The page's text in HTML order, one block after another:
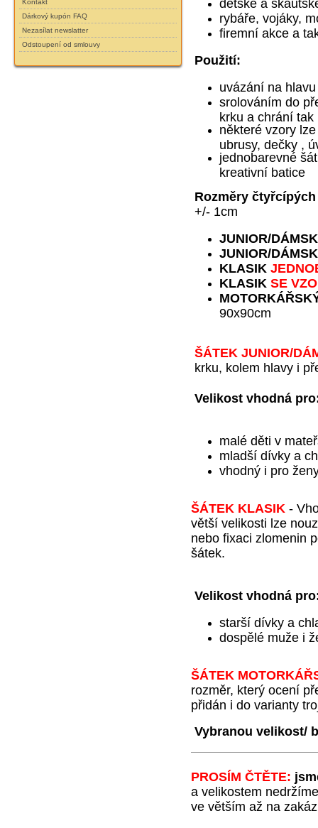
Kontakt
Dárkový kupón FAQ
Nezasílat newslatter
Odstoupení od smlouvy
dětské a
rybáře, vojáky,
firemní akce a
Použití:
uvázání na
srolováním do
krku a chrání tak
některé vzory
ubrusy, dečky ,
jednobarevné
kreativní batice
Rozměry
+/- 1cm
JUNIOR/
JUNIOR/
KLASIK
KLASIK SE
90x90cm
ŠÁTEK JUNIOR/
krku, kolem hlavy i
Velikost vhodná
malé děti v
mladší dívky a
vhodný i pro
ŠÁTEK KLASIK -
větší velikosti lze
nebo fixaci zlomenin
šátek.
Velikost vhodná
starší dívky a
dospělé muže i
ŠÁTEK
rozměr, který ocení
přidán i do varianty
Vybranou velikost/
PROSÍM ČTĚTE:
a velikostem
ve větším až na